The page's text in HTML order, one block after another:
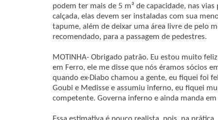
podem ter mais de 5 m³ de capacidade, nas
calçada, elas devem ser instaladas com sua
tapume, além de deixar uma área livre de pelo
recomendado, para a passagem de pedestres.
MOTINHA- Obrigado patrão. Eu estou muito
em Ferro, ele me disse que nós éramos sócios
quando ex-Diabo chamou a gente, eu fiquei foi
Goubi e Medisse e assumiu inferno, eu fiquei
competente. Governa inferno e ainda manda em